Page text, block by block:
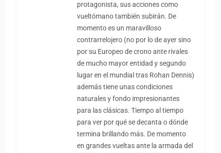
protagonista, sus acciones como
vueltómano también subirán. De
momento es un maravilloso
contrarrelojero (no por lo de ayer sino
por su Europeo de crono ante rivales
de mucho mayor entidad y segundo
lugar en el mundial tras Rohan Dennis)
además tiene unas condiciones
naturales y fondo impresionantes
para las clásicas. Tiempo al tiempo
para ver por qué se decanta o dónde
termina brillando más. De momento
en grandes vueltas ante la armada del